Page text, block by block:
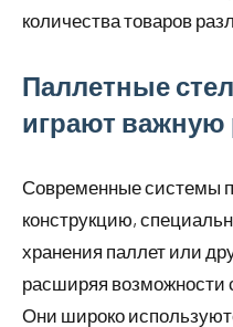
количества товаров
Паллетные
играют важную
Современные системы
конструкцию,
хранения паллет или
расширяя возможности
Они широко